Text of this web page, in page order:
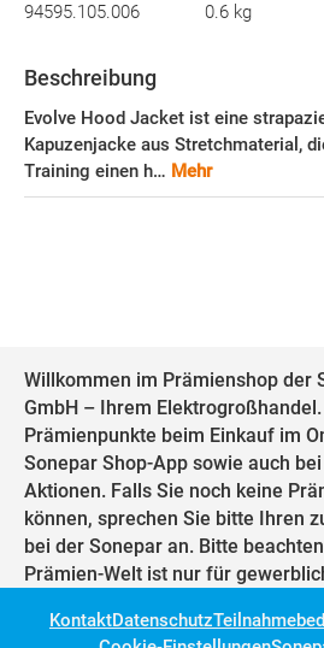
94595.105.006 0.6 kg
Beschreibung
Evolve Hood Jacket ist eine
Kapuzenjacke aus Stretchmaterial,
Training einen h… Mehr
Willkommen im Prämienshop der
GmbH – Ihrem
Prämienpunkte beim Einkauf im
Sonepar Shop-App sowie auch
Aktionen. Falls Sie noch keine
können, sprechen Sie bitte Ihren
bei der Sonepar an. Bitte
Prämien-Welt ist nur für
KontaktDatenschutz